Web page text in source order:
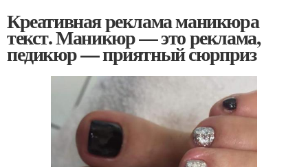
Креативная реклама маникюра
текст. Маникюр — это реклама,
педикюр — приятный сюрприз